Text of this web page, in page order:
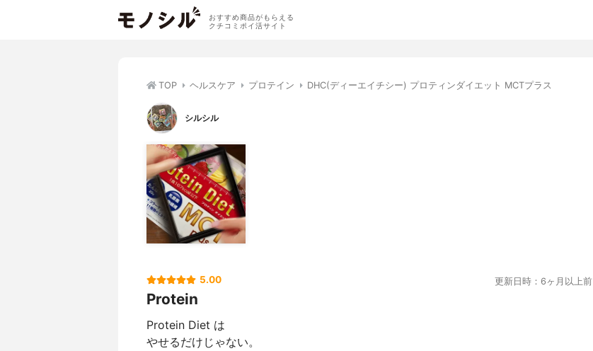
おすすめ商品がもらえる
クチコミポイ活サイト
TOP ヘルスケア プロテイン DHC(ディーエイチシー) プロティンダイエット MCTプラス
シルシル
5.00 更新日時：6ヶ月以上前
Protein
Protein Diet は
やせるだけじゃない。